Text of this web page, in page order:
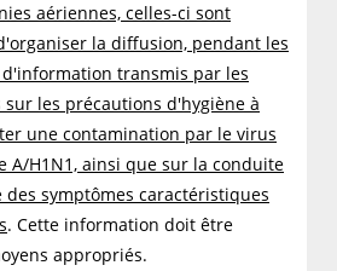
aériennes, celles-ci sont
la diffusion, pendant les
d'information transmis par les
les précautions d'hygiène à
une contamination par le virus
A/H1N1, ainsi que sur la conduite
symptômes caractéristiques
. Cette information doit être
appropriés.